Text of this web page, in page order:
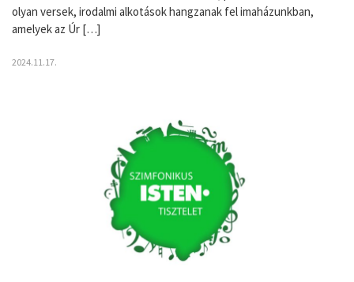
olyan versek, irodalmi alkotások hangzanak fel imaházunkban,
amelyek az Úr […]
2024.11.17.